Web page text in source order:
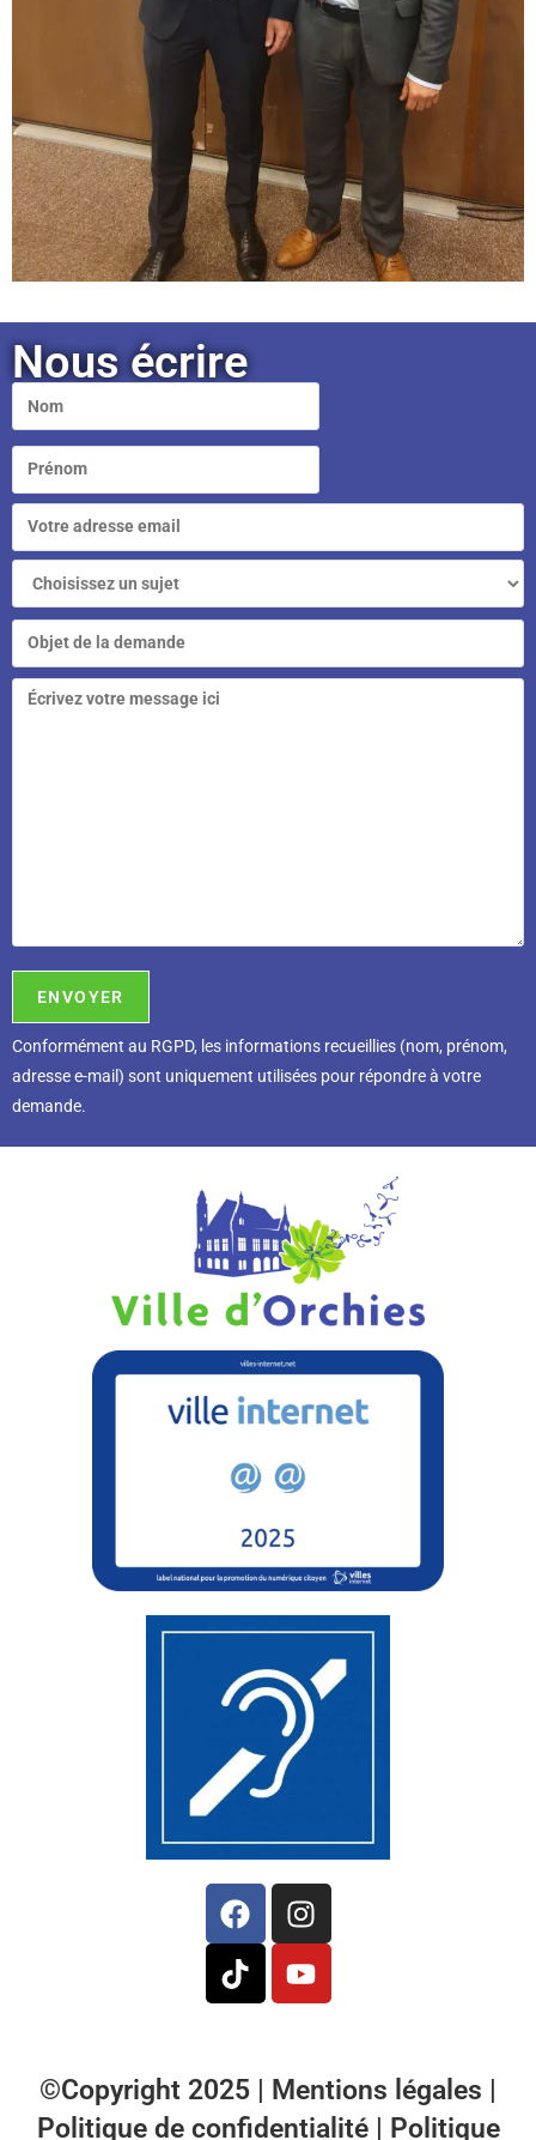
Nous écrire
Conformément au RGPD, l es informations recueillies (nom, prénom,
adresse e-mail) sont uniquement utilisées pour répondre à votre
demande.
©Copyright 2025 | Mentions légales
Politique de confidentialité
Politique